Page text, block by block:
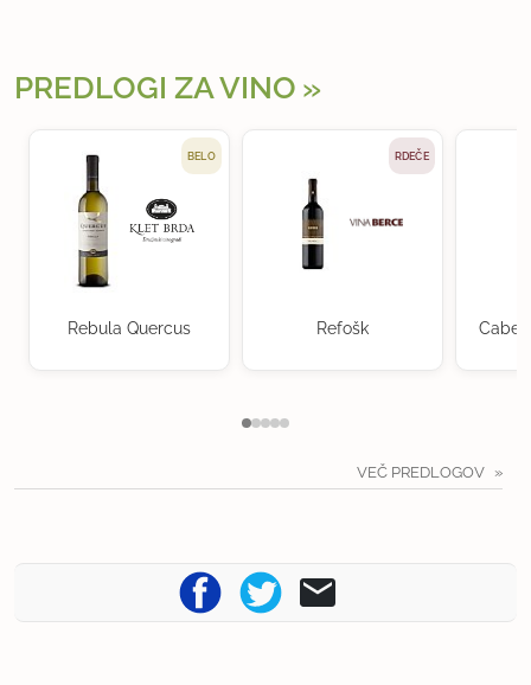
PREDLOGI ZA VINO
BELO
Rebula Quercus
RDEČE
Refošk
VEČ PREDLOGOV